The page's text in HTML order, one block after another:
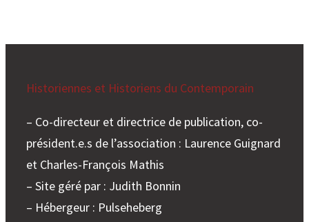
Historiennes et Historiens du Contemporain
– Co-directeur et directrice de publication, co-
président.e.s de l’association : Laurence Guignard
et Charles-François Mathis
– Site géré par : Judith Bonnin
– Hébergeur : Pulseheberg